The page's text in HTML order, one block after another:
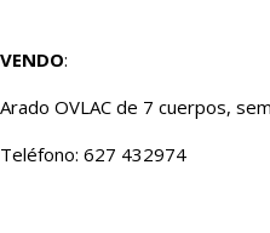
VENDO:
Arado OVLAC de 7 cuerpos,
Teléfono: 627 432974